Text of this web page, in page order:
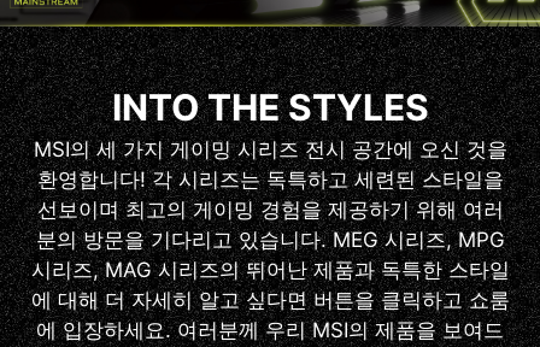
INTO THE STYLES
MSI의 세 가지 게이밍 시리즈 전시 공간에 오신 것을
환영합니다! 각 시리즈는 독특하고 세련된 스타일을
선보이며 최고의 게이밍 경험을 제공하기 위해 여러
분의 방문을 기다리고 있습니다. MEG 시리즈, MPG
시리즈, MAG 시리즈의 뛰어난 제품과 독특한 스타일
에 대해 더 자세히 알고 싶다면 버튼을 클릭하고 쇼룸
에 입장하세요. 여러분께 우리 MSI의 제품을 보여드